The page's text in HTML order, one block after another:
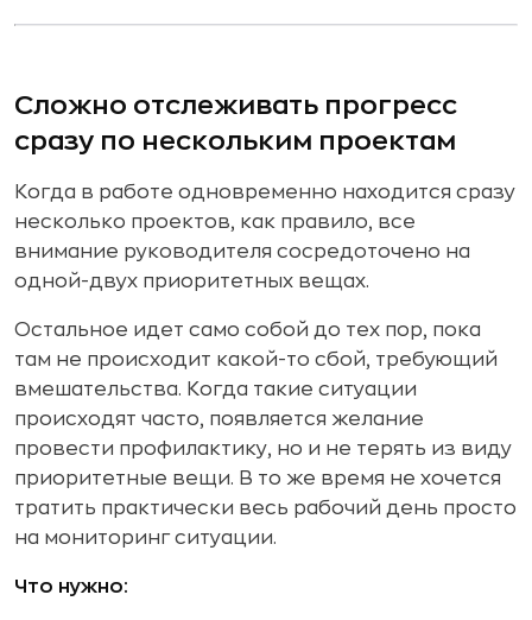
Сложно отслеживать прогресс
сразу по нескольким проектам
Когда в работе одновременно находится сразу
несколько проектов, как правило, все
внимание руководителя сосредоточено на
одной-двух приоритетных вещах.
Остальное идет само собой до тех пор, пока
там не происходит какой-то сбой, требующий
вмешательства. Когда такие ситуации
происходят часто, появляется желание
провести профилактику, но и не терять из виду
приоритетные вещи. В то же время не хочется
тратить практически весь рабочий день просто
на мониторинг ситуации.
Что нужно: